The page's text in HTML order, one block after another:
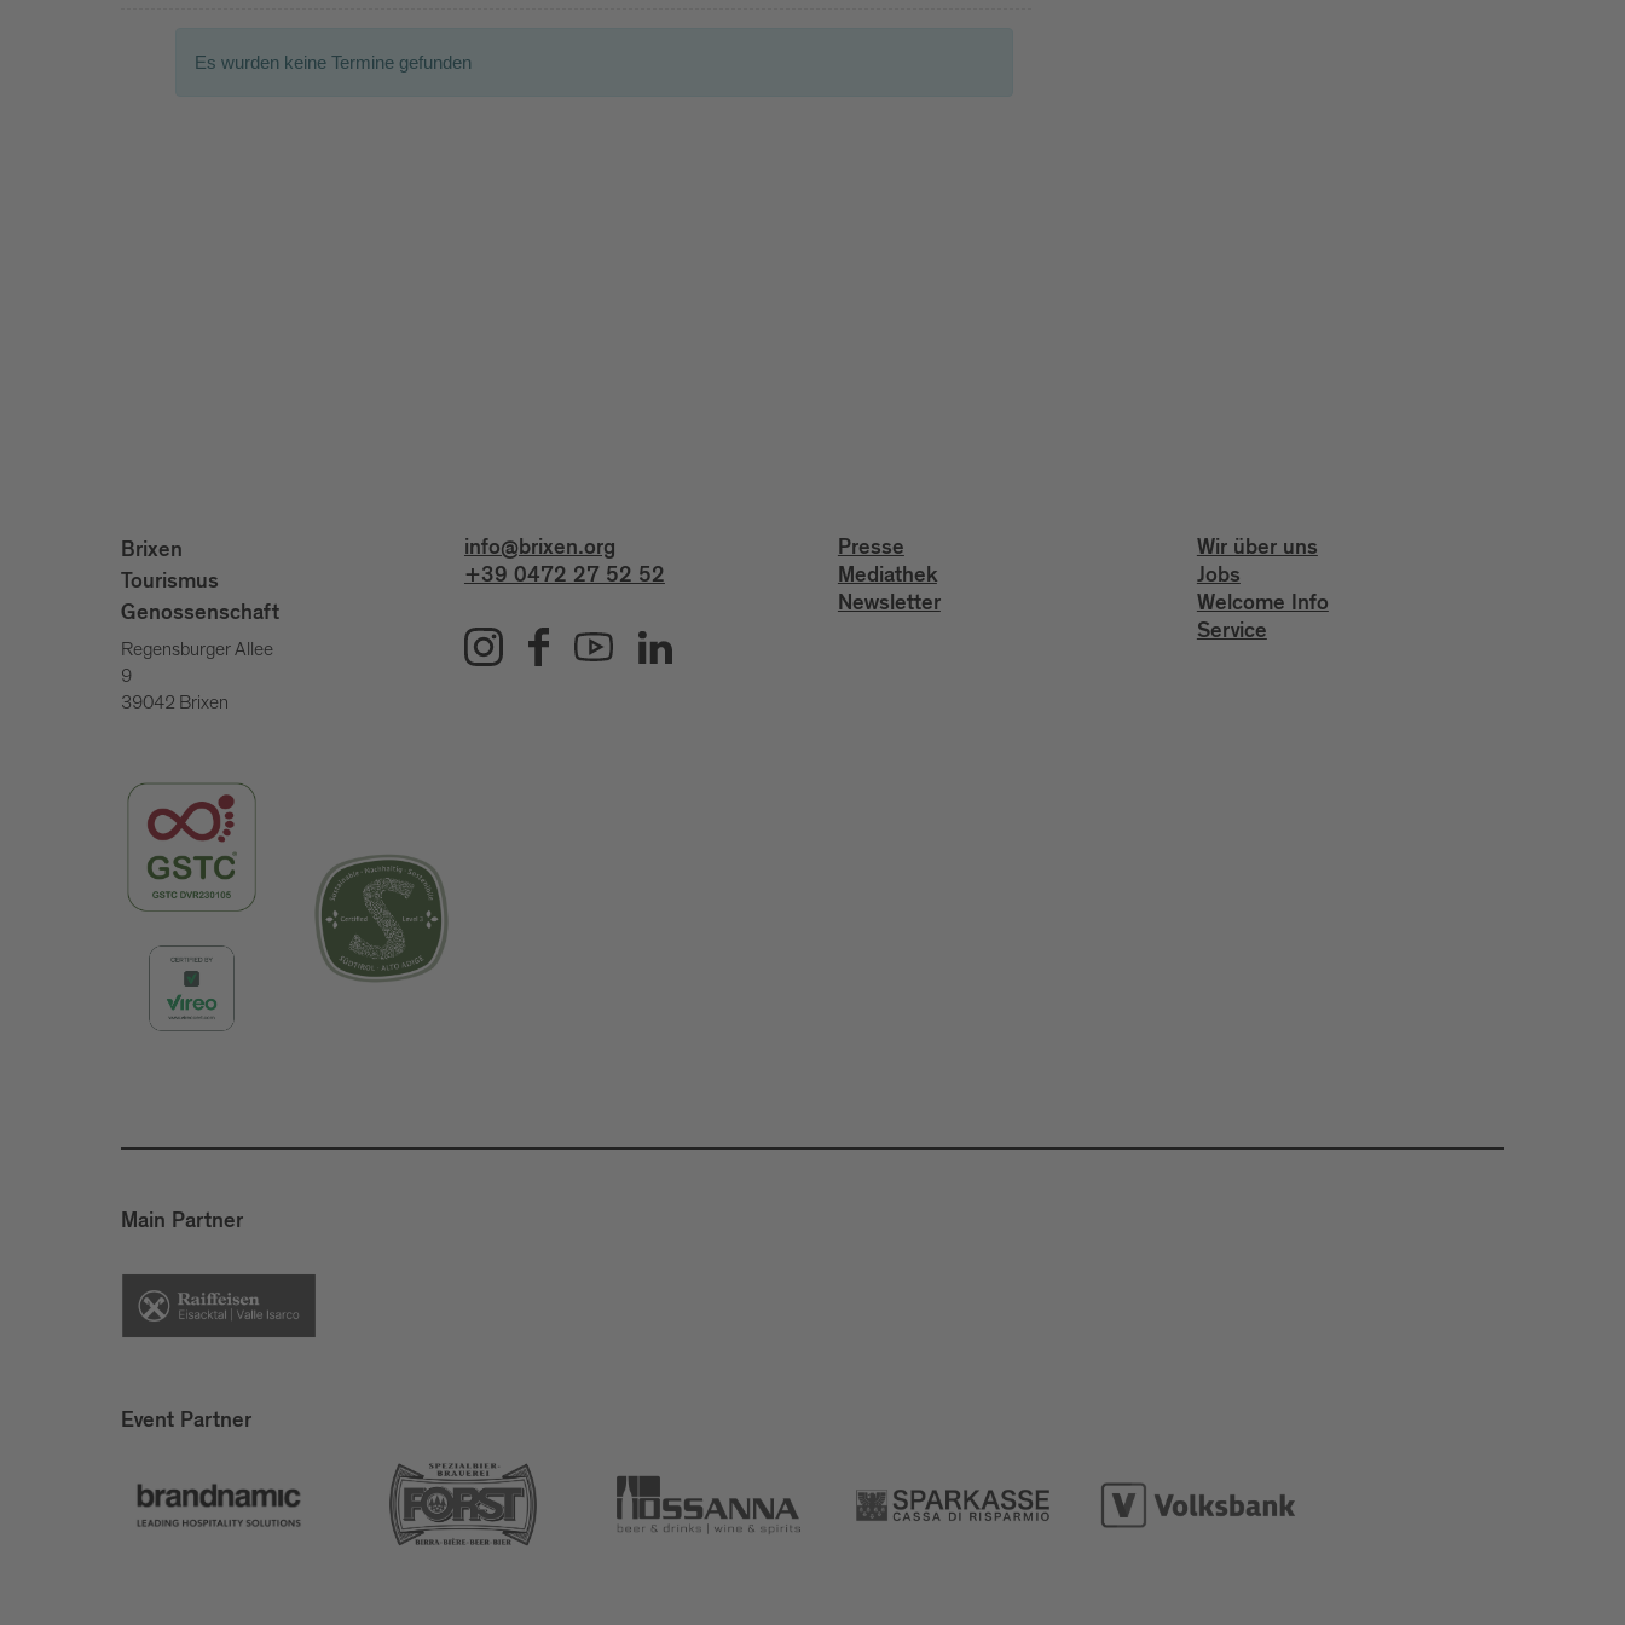
Brixen
Tourismus
Genossenschaft
Regensburger Allee
9
39042 Brixen
info@brixen.org
+39 0472 27 52 52
Presse
Mediathek
Newsletter
Wir über uns
Jobs
Welcome Info
Service
Main Partner
Event Partner